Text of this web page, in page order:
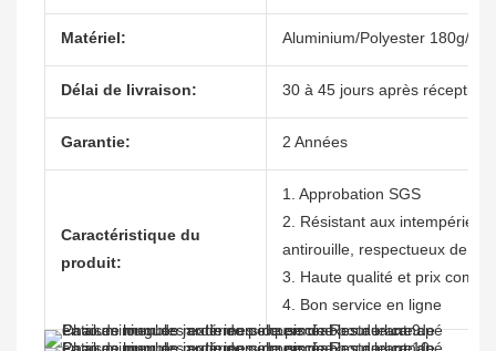
Matériel: Aluminium/Polyester 180g/
Délai de livraison: 30 à 45 jours après réception
Garantie: 2 Années
Caractéristique du
produit:
1. Approbation SGS
2. Résistant aux intempéries,
antirouille, respectueux de
3. Haute qualité et prix
4. Bon service en ligne